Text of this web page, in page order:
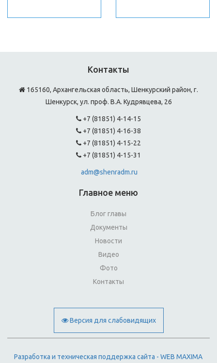
Контакты
165160, Архангельская область, Шенкурский район, г.
Шенкурск, ул. проф. В.А. Кудрявцева, 26
+7 (81851) 4-14-15
+7 (81851) 4-16-38
+7 (81851) 4-15-22
+7 (81851) 4-15-31
adm@shenradm.ru
Главное меню
Блог главы
Документы
Новости
Видео
Фото
Контакты
Версия для слабовидящих
Разработка и техническая поддержка сайта - WEB MAXIMA